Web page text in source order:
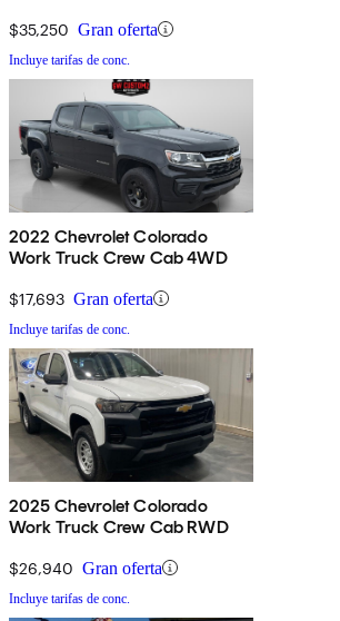
$35,250 Gran oferta
Incluye tarifas de conc.
2022 Chevrolet Colorado
Work Truck Crew Cab 4WD
$17,693 Gran oferta
Incluye tarifas de conc.
2025 Chevrolet Colorado
Work Truck Crew Cab RWD
$26,940 Gran oferta
Incluye tarifas de conc.